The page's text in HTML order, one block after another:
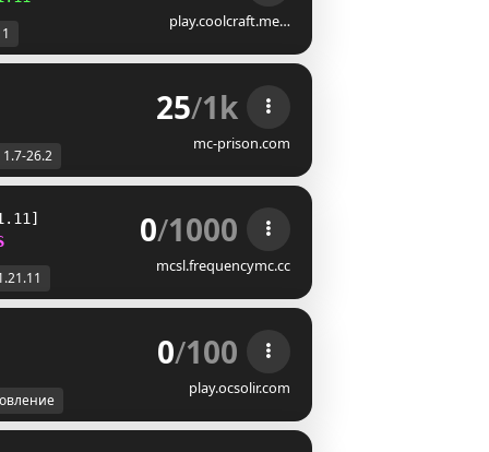
play.coolcraft.me…
25/1k
mc-prison.com
1.7-26.2
0/1000
mcsl.frequencymc.cc
0/100
play.ocsolir.com